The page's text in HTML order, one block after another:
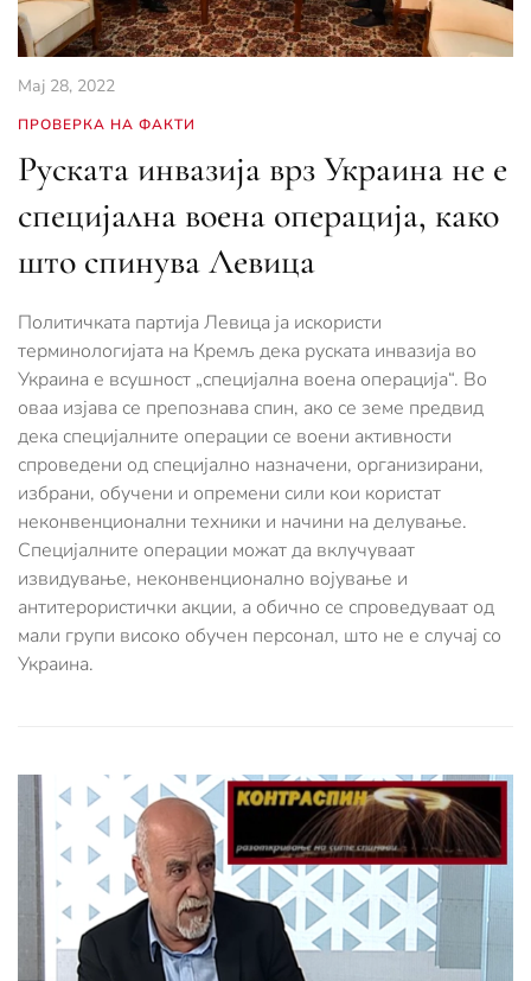
Мај 28, 2022
ПРОВЕРКА НА ФАКТИ
Руската инвазија врз Украина не е
специјална воена операција, како
што спинува Левица
Политичката партија Левица ја искористи
терминологијата на Кремљ дека руската инвазија во
Украина е всушност „специјална воена операција“. Во
оваа изјава се препознава спин, ако се земе предвид
дека специјалните операции се воени активности
спроведени од специјално назначени, организирани,
избрани, обучени и опремени сили кои користат
неконвенционални техники и начини на делување.
Специјалните операции можат да вклучуваат
извидување, неконвенционално војување и
антитерористички акции, а обично се спроведуваат од
мали групи високо обучен персонал, што не е случај со
Украина.